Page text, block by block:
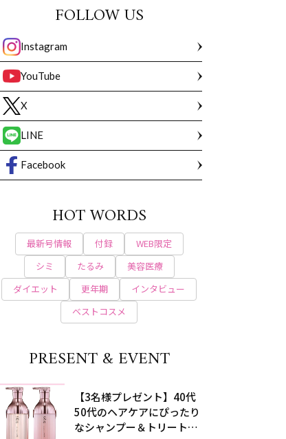
FOLLOW US
Instagram
YouTube
X
LINE
Facebook
HOT WORDS
最新号情報 付録
WEB限定
シミ
たるみ
美容医療
ダイエット
更年期
インタビュー
ベストコスメ
PRESENT & EVENT
【3名様プレゼント】40代
50代のヘアケアにぴったり
なシャンプー＆トリートメ